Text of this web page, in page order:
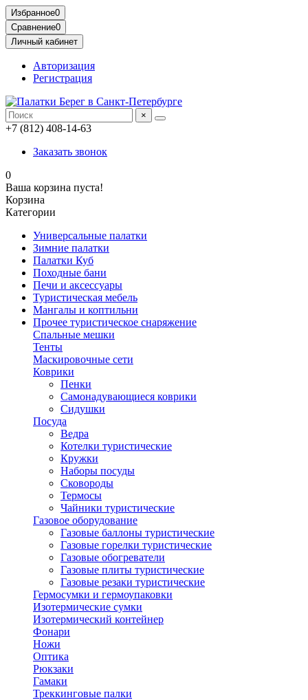
Избранное0
Сравнение0
Личный кабинет
Авторизация
Регистрация
×
+7 (812) 408-14-63
Заказать звонок
0
Ваша корзина пуста!
Корзина
Категории
Универсальные палатки
Зимние палатки
Палатки Куб
Походные бани
Печи и аксессуары
Туристическая мебель
Мангалы и коптильни
Прочее туристическое снаряжение
Спальные мешки
Тенты
Маскировочные сети
Коврики
Пенки
Самонадувающиеся коврики
Сидушки
Посуда
Ведра
Котелки туристические
Кружки
Наборы посуды
Сковороды
Термосы
Чайники туристические
Газовое оборудование
Газовые баллоны туристические
Газовые горелки туристические
Газовые обогреватели
Газовые плиты туристические
Газовые резаки туристические
Гермосумки и гермоупаковки
Изотермические сумки
Изотермический контейнер
Фонари
Ножи
Оптика
Рюкзаки
Гамаки
Треккинговые палки